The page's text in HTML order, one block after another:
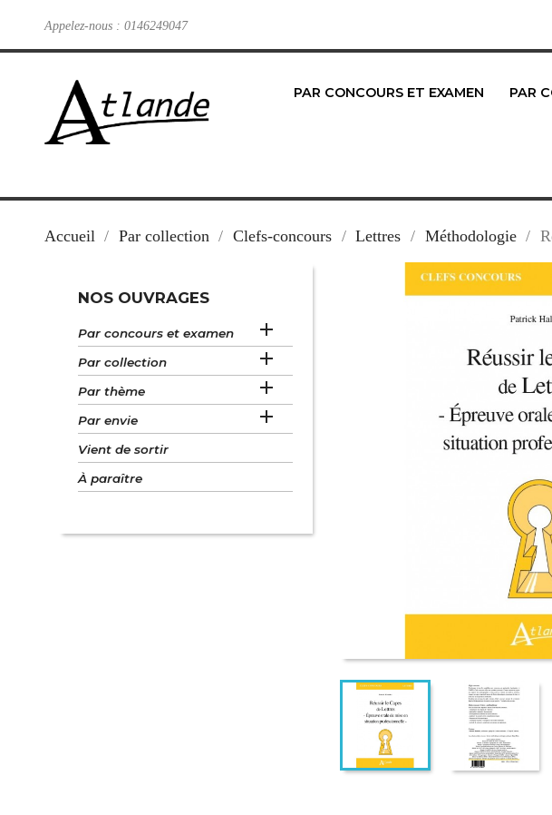
Appelez-nous : 0146249047
PAR CONCOURS ET EXAMEN PAR
Accueil Par collection Clefs-concours Lettres Méthodologie
NOS OUVRAGES
Par concours et examen 
Par collection 
Par thème 
Par envie 
Vient de sortir
À paraître